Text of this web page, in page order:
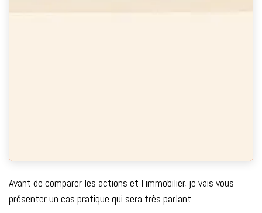
Avant de comparer les actions et l’immobilier, je vais vous
présenter un cas pratique qui sera très parlant.